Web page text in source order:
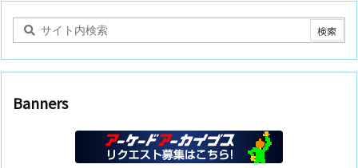
Banners